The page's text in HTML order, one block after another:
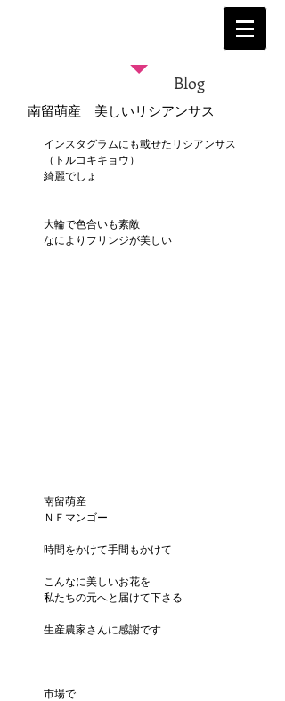
Blog
南留萌産 美しいリシアンサス
インスタグラムにも載せたリシアンサス
（トルコキキョウ）
綺麗でしょ
大輪で色合いも素敵
なによりフリンジが美しい
南留萌産
ＮＦマンゴー
時間をかけて手間もかけて
こんなに美しいお花を
私たちの元へと届けて下さる
生産農家さんに感謝です
市場で